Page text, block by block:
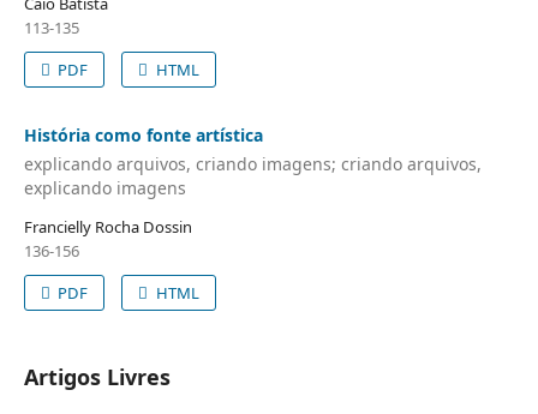
113-135
PDF
HTML
História como fonte artística
explicando arquivos, criando imagens; criando arquivos,
explicando imagens
Francielly Rocha Dossin
136-156
PDF
HTML
Artigos Livres